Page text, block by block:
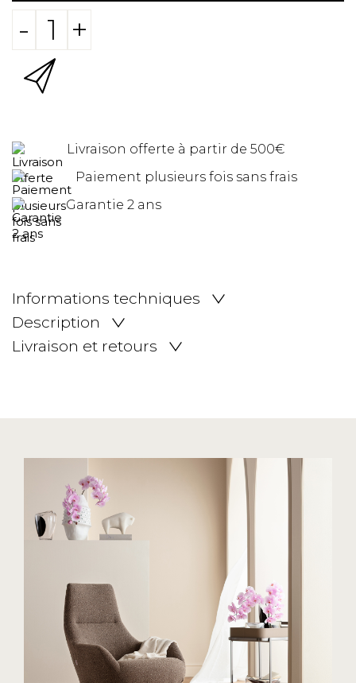
- +
Livraison offerte à partir de 500€
Paiement plusieurs fois sans frais
Garantie 2 ans
Informations techniques
Description
Livraison et retours